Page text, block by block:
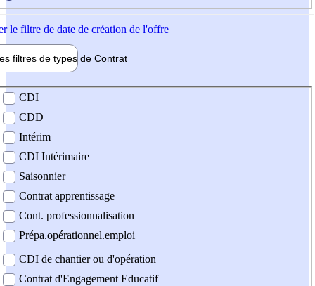
le filtre de date de création de l'offre
filtres de types de Contrat
contrat
CDI
CDD
Intérim
CDI Intérimaire
Saisonnier
Contrat apprentissage
Cont. professionnalisation
Prépa.opérationnel.emploi
CDI de chantier ou d'opération
Contrat d'Engagement Educatif